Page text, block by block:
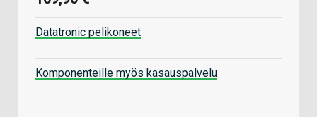
Datatronic pelikoneet
Komponenteille myös kasauspalvelu